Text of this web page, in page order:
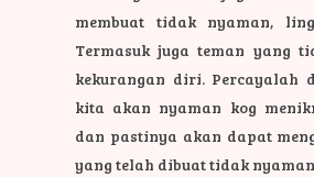
membuat tidak nyaman,
Termasuk juga teman yang
kekurangan diri. Percayalah
kita akan nyaman kog
dan pastinya akan dapat
yang telah dibuat tidak